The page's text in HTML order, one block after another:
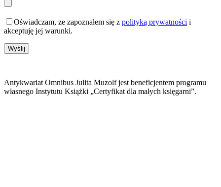
Oświadczam, ze zapoznałem się z polityką prywatności i
akceptuję jej warunki.
Antykwariat Omnibus Julita Muzolf jest beneficjentem programu
własnego Instytutu Książki „Certyfikat dla małych księgarni”.